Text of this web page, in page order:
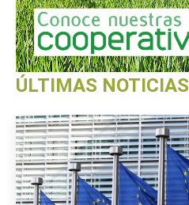
ÚLTIMAS NOTICIAS